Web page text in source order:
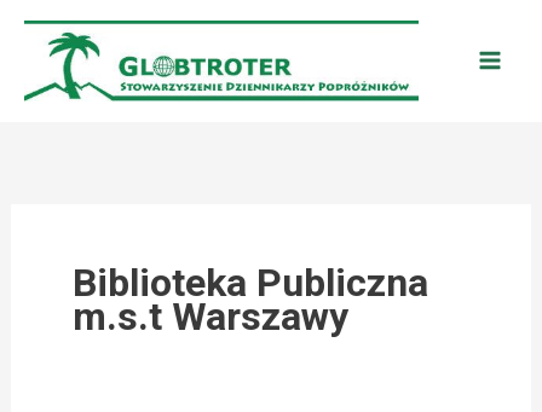
Przejdź
treści
Biblioteka Publiczna
m.s.t Warszawy